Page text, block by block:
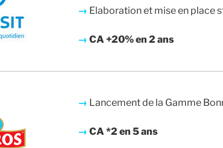
→ Elaboration et mise en place
→CA +20% en 2 ans
→ Lancement de la Gamme
→CA *2 en 5 ans